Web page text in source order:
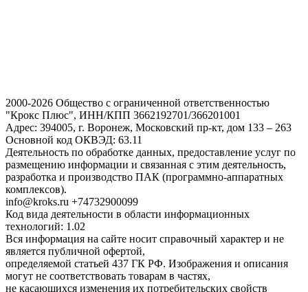
2000-2026 Общество с ограниченной ответственностью
"Крокс Плюс", ИНН/КПП 3662192701/366201001
Адрес: 394005, г. Воронеж, Московский пр-кт, дом 133 – 263
Основной код ОКВЭД: 63.11
Деятельность по обработке данных, предоставление услуг по
размещению информации и связанная с этим деятельность,
разработка и производство ПАК (программно-аппаратных
комплексов).
info@kroks.ru +74732900099
Код вида деятельности в области информационных
технологий: 1.02
Вся информация на сайте носит справочный характер и не
является публичной офертой,
определяемой статьей 437 ГК РФ. Изображения и описания
могут не соответствовать товарам в частях,
не касающихся изменения их потребительских свойств